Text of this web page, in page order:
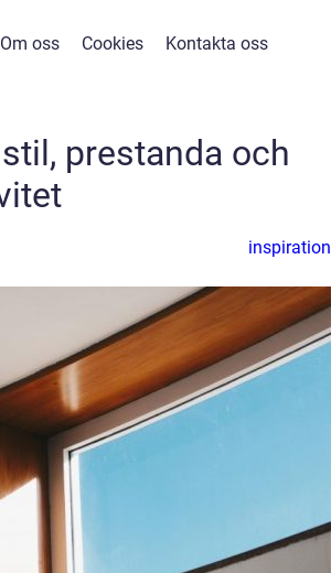
Om oss Cookies Kontakta oss
prestanda och
inspiration